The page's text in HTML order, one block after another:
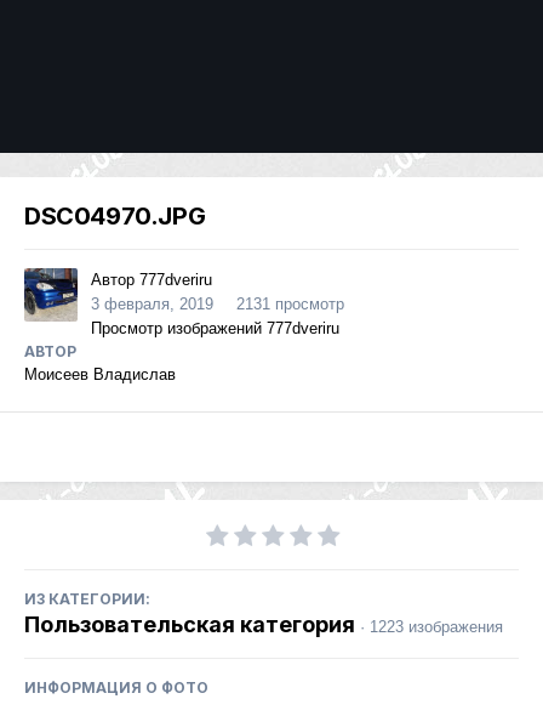
DSC04970.JPG
Автор 777dveriru
3 февраля, 2019
2131 просмотр
Просмотр изображений 777dveriru
АВТОР
Моисеев Владислав
ИЗ КАТЕГОРИИ:
Пользовательская категория · 1223 изображения
ИНФОРМАЦИЯ О ФОТО